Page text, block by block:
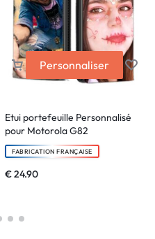
Personnaliser
Etui portefeuille Personnalisé
pour Motorola G82
FABRICATION FRANÇAISE
€24.90